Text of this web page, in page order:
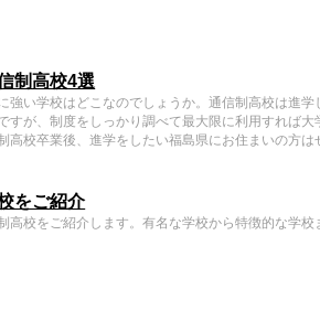
制高校4選
強い学校はどこなのでしょうか。通信制高校は進学
すが、制度をしっかり調べて最大限に利用すれば大
高校卒業後、進学をしたい福島県にお住まいの方は
をご紹介
高校をご紹介します。有名な学校から特徴的な学校